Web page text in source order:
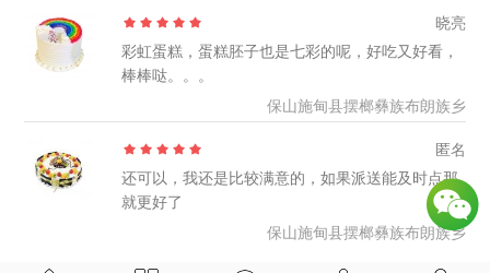
晓亮
彩虹蛋糕，蛋糕胚子也是七彩的呢，好吃又好看，
棒棒哒。。。
保山施甸县摆榔彝族布朗族乡
匿名
还可以，我还是比较满意的，如果派送能及时点那
就更好了
保山施甸县摆榔彝族布朗族乡